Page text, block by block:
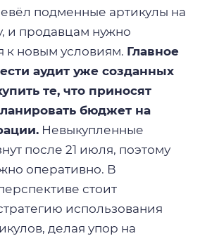
подменные артикулы на
и продавцам нужно
к новым условиям. Главное
аудит уже созданных
те, что приносят
бюджет на
Невыкупленные
после 21 июля, поэтому
оперативно. В
стоит
использования
делая упор на